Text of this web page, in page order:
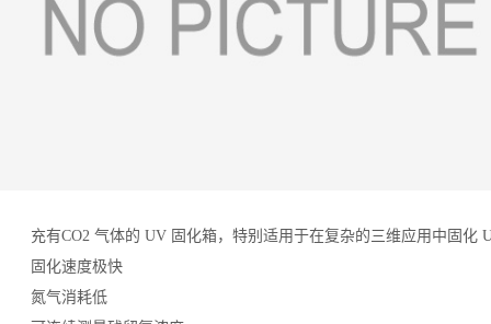
充有CO2 气体的 UV 固化箱，特别适用于在复杂的三维应用中固化
固化速度极快
氮气消耗低